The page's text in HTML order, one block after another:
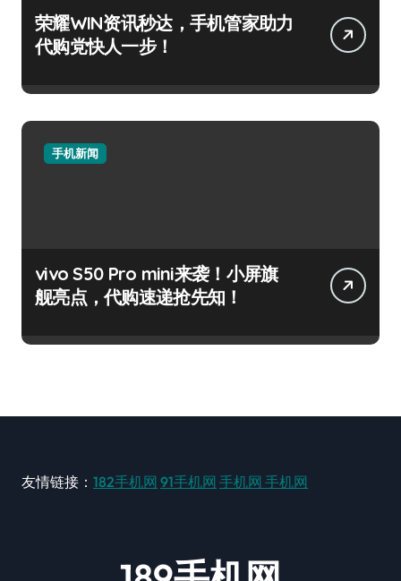
荣耀WIN资讯秒达，手机管家助力
代购党快人一步！
手机新闻
vivo S50 Pro mini来袭！小屏旗
舰亮点，代购速递抢先知！
友情链接： 182手机网 91手机网 手机网 手机网